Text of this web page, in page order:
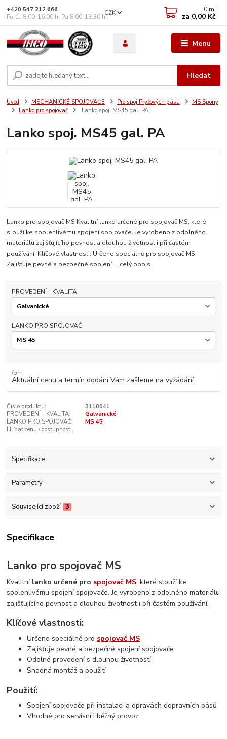
Menu
CZK
Hledat
+420 547 212 666
Po-Čt 8:00-16:00 h. Pa 8:00-13:30 h.
0 mj
za 0,00 Kč
Úvod MECHANICKÉ SPOJOVAČE Pro spoj Pryžových pásu
MS Spony
Lanko pro spojovač
Lanko spoj. MS45 gal. PA
Lanko spoj. MS45 gal. PA
Lanko pro spojovač MS Kvalitní lanko určené pro spojovač MS, které
slouží ke spolehlivému spojení spojovače. Je vyrobeno z odolného
materiálu zajišťujícího pevnost a dlouhou životnost i při častém
používání. Klíčové vlastnosti: Určeno speciálně pro spojovač MS
Zajišťuje pevné a bezpečné spojení ... celý popis
PROVEDENÍ - KVALITA
LANKO PRO SPOJOVAČ
/bm
Aktuální cenu a termín dodání Vám zašleme na vyžádání
Číslo produktu:
3110041
PROVEDENÍ - KVALITA:
Galvanické
LANKO PRO SPOJOVAČ:
MS 45
Hlídat cenu / dostupnost
Specifikace
Parametry
Související zboží 3
Specifikace
Lanko pro spojovač MS
Kvalitní lanko určené pro spojovač MS, které slouží ke
spolehlivému spojení spojovače. Je vyrobeno z odolného materiálu
zajišťujícího pevnost a dlouhou životnost i při častém používání.
Klíčové vlastnosti:
Určeno speciálně pro spojovač MS
Zajišťuje pevné a bezpečné spojení spojovače
Odolné provedení s dlouhou životností
Snadná montáž a použití
Použití:
Spojení spojovače při instalaci a opravách dopravních pásů
Vhodné pro servisní i běžný provoz